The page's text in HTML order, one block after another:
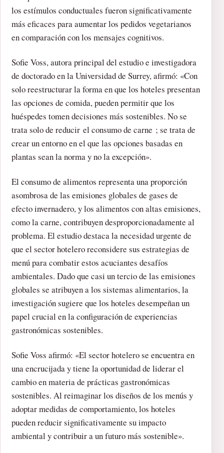
los estímulos conductuales fueron significativamente
más eficaces para aumentar los pedidos vegetarianos
en comparación con los mensajes cognitivos.
Sofie Voss, autora principal del estudio e investigadora
de doctorado en la Universidad de Surrey, afirmó: «Con
solo reestructurar la forma en que los hoteles presentan
las opciones de comida, pueden permitir que los
huéspedes tomen decisiones más sostenibles. No se
trata solo de reducir el consumo de carne ; se trata de
crear un entorno en el que las opciones basadas en
plantas sean la norma y no la excepción».
El consumo de alimentos representa una proporción
asombrosa de las emisiones globales de gases de
efecto invernadero, y los alimentos con altas emisiones,
como la carne, contribuyen desproporcionadamente al
problema. El estudio destaca la necesidad urgente de
que el sector hotelero reconsidere sus estrategias de
menú para combatir estos acuciantes desafíos
ambientales. Dado que casi un tercio de las emisiones
globales se atribuyen a los sistemas alimentarios, la
investigación sugiere que los hoteles desempeñan un
papel crucial en la configuración de experiencias
gastronómicas sostenibles.
Sofie Voss afirmó: «El sector hotelero se encuentra en
una encrucijada y tiene la oportunidad de liderar el
cambio en materia de prácticas gastronómicas
sostenibles. Al reimaginar los diseños de los menús y
adoptar medidas de comportamiento, los hoteles
pueden reducir significativamente su impacto
ambiental y contribuir a un futuro más sostenible».